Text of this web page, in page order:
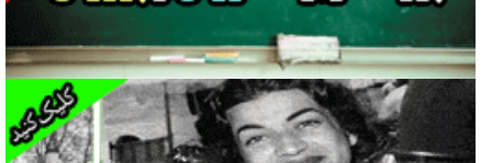
جراحی‌های زیبایی با مدرک فوق‌دیپلم! + گفت‌وگو با متهم
گفت‌وگو با همسر یکی از شهدای جنگ رمضان/ پیکر بی‌سر شهید را از
انگشت‌های پا شناسایی کردیم
نسلی که آنلاین الگو می‌گیرد